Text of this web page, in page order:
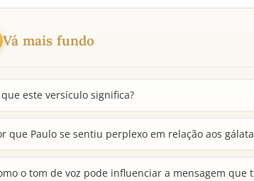
Vá mais fundo
que este versículo significa?
que Paulo se sentiu perplexo em relação aos
o tom de voz pode influenciar a mensagem que